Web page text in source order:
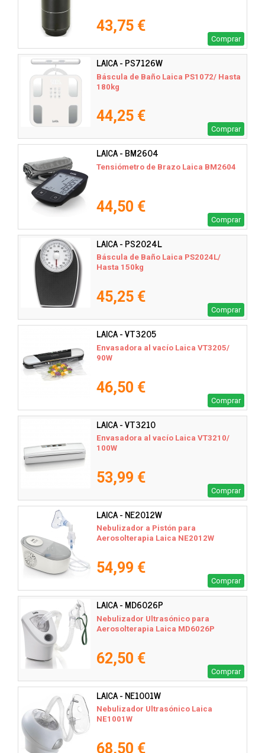
43,75 €
Comprar
LAICA - PS7126W
Báscula de Baño Laica PS1072/ Hasta
180kg
44,25 €
Comprar
LAICA - BM2604
Tensiómetro de Brazo Laica BM2604
44,50 €
Comprar
LAICA - PS2024L
Báscula de Baño Laica PS2024L/
Hasta 150kg
45,25 €
Comprar
LAICA - VT3205
Envasadora al vacío Laica VT3205/
90W
46,50 €
Comprar
LAICA - VT3210
Envasadora al vacío Laica VT3210/
100W
53,99 €
Comprar
LAICA - NE2012W
Nebulizador a Pistón para
Aerosolterapia Laica NE2012W
54,99 €
Comprar
LAICA - MD6026P
Nebulizador Ultrasónico para
Aerosolterapia Laica MD6026P
62,50 €
Comprar
LAICA - NE1001W
Nebulizador Ultrasónico Laica
NE1001W
68,50 €